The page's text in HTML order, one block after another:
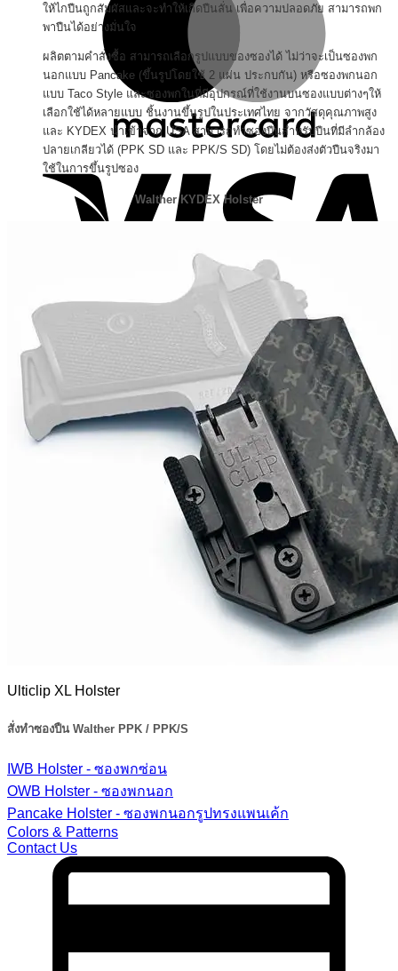
+
ให้ไกปืนถูกสัมผัสและจะทำให้เกิดปืนลั่น เพื่อความปลอดภัย สามารถพก
พาปืนได้อย่างมั่นใจ
ผลิตตามคำสั่งซื้อ สามารถเลือกรูปแบบของซองได้ ไม่ว่าจะเป็นซองพก
นอกแบบ Pancake (ขึ้นรูปโดยใช้ 2 แผ่น ประกบกัน) หรือซองพกนอก
แบบ Taco Style และซองพกในที่มีอุปกรณ์ที่ใช้งานบนซองแบบต่างๆให้
เลือกใช้ได้หลายแบบ ชิ้นงานขึ้นรูปในประเทศไทย จากวัสดุคุณภาพสูง
และ KYDEX นำเข้าจาก USA สามารถทำซองปืนสำหรับปืนที่มีลำกล้อง
ปลายเกลียวได้ (PPK SD และ PPK/S SD) โดยไม่ต้องส่งตัวปืนจริงมา
ใช้ในการขึ้นรูปซอง
Walther KYDEX Holster
Ulticlip XL Holster
สั่งทำซองปืน Walther PPK / PPK/S
IWB Holster - ซองพกซ่อน
OWB Holster - ซองพกนอก
Pancake Holster - ซองพกนอกรูปทรงแพนเค้ก
Colors & Patterns
Contact Us